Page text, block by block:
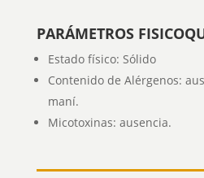
PARÁMETROS
Estado físico: Sólido
Contenido de Alérgenos:
maní.
Micotoxinas: ausencia.